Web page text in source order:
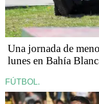
Una jornada de
lunes en Bahía
FÚTBOL.